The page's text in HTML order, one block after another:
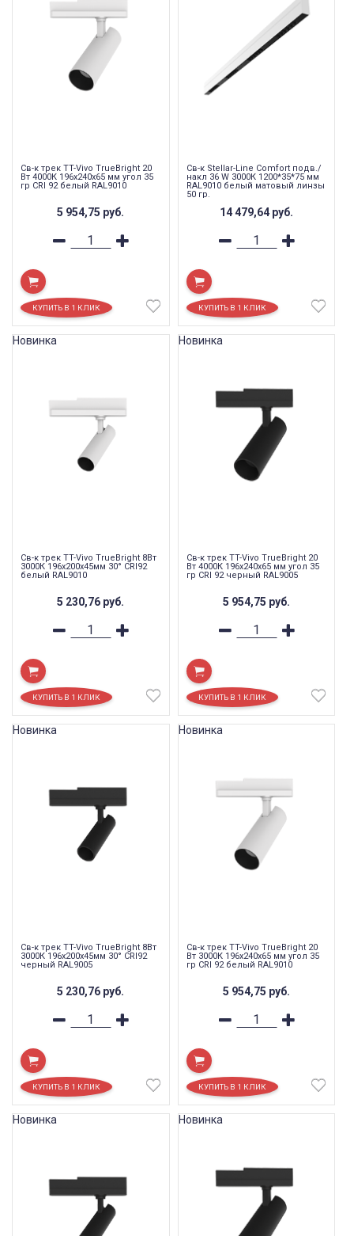
Св-к трек TT-Vivo TrueBright 20
Вт 4000К 196х240х65 мм угол 35
гр CRI 92 белый RAL9010
5 954,75 руб.
Св-к Stellar-Line Сomfort подв./
накл 36 W 3000К 1200*35*75 мм
RAL9010 белый матовый линзы
50 гр.
14 479,64 руб.
Св-к трек TT-Vivo TrueBright 8Вт
3000К 196x200x45мм 30° CRI92
белый RAL9010
5 230,76 руб.
Новинка
Св-к трек TT-Vivo TrueBright 20
Вт 4000К 196х240х65 мм угол 35
гр CRI 92 черный RAL9005
5 954,75 руб.
Новинка
Св-к трек TT-Vivo TrueBright 8Вт
3000К 196x200x45мм 30° CRI92
черный RAL9005
5 230,76 руб.
Новинка
Св-к трек TT-Vivo TrueBright 20
Вт 3000К 196х240х65 мм угол 35
гр CRI 92 белый RAL9010
5 954,75 руб.
Новинка
Новинка Новинка